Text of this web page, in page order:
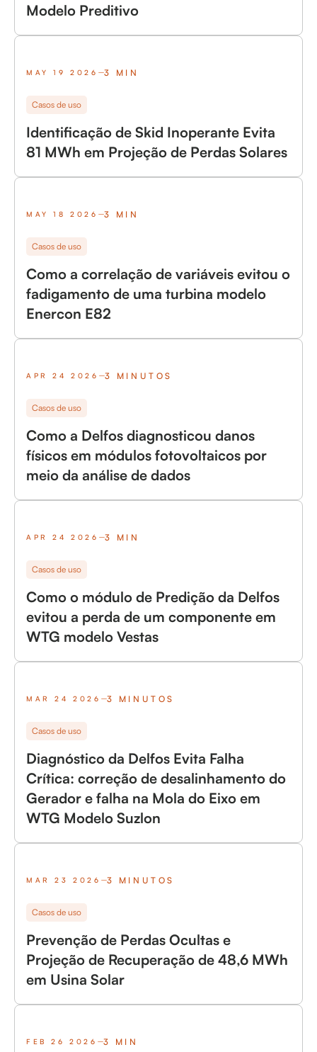
Modelo Preditivo
MAY 19 2026 3 MIN
Casos de uso
Identificação de Skid Inoperante Evita
81 MWh em Projeção de Perdas Solares
MAY 18 2026 3 MIN
Casos de uso
Como a correlação de variáveis evitou o
fadigamento de uma turbina modelo
Enercon E82
APR 24 2026 3 MINUTOS
Casos de uso
Como a Delfos diagnosticou danos
físicos em módulos fotovoltaicos por
meio da análise de dados
APR 24 2026 3 MIN
Casos de uso
Como o módulo de Predição da Delfos
evitou a perda de um componente em
WTG modelo Vestas
MAR 24 2026 3 MINUTOS
Casos de uso
Diagnóstico da Delfos Evita Falha
Crítica: correção de desalinhamento do
Gerador e falha na Mola do Eixo em
WTG Modelo Suzlon
MAR 23 2026 3 MINUTOS
Casos de uso
Prevenção de Perdas Ocultas e
Projeção de Recuperação de 48,6 MWh
em Usina Solar
FEB 26 2026 3 MIN